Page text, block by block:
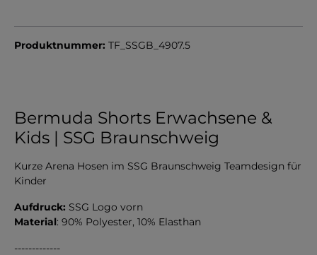
Produktnummer: TF_SSGB_4907.5
Bermuda Shorts Erwachsene &
Kids | SSG Braunschweig
Kurze Arena Hosen im SSG Braunschweig Teamdesign für
Kinder
Aufdruck: SSG Logo vorn
Material: 90% Polyester, 10% Elasthan
-------------